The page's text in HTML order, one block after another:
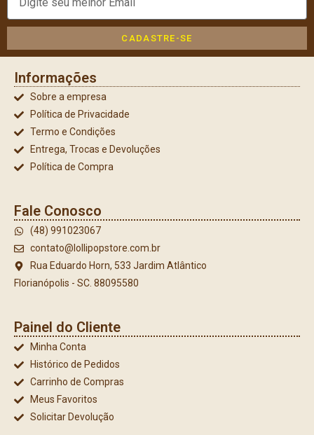
CADASTRE-SE
Informações
Sobre a empresa
Política de Privacidade
Termo e Condições
Entrega, Trocas e Devoluções
Política de Compra
Fale Conosco
(48) 991023067
contato@lollipopstore.com.br
Rua Eduardo Horn, 533 Jardim Atlântico
Florianópolis - SC. 88095580
Painel do Cliente
Minha Conta
Histórico de Pedidos
Carrinho de Compras
Meus Favoritos
Solicitar Devolução